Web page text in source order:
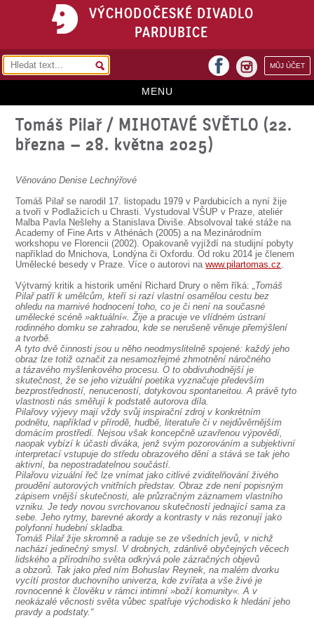
VÝCHODOČESKÉ DIVADLO
PARDUBICE
MŮJ ÚČET
facebook
MENU
HOME
PROGRAM
REPERTOÁR
VSTUPENKY
PŘEDPLATNÉ
KONTAKTY
O DIVADLE
SOUBOR
DÁLE NABÍZÍME
Tomáš Pilař / MIHOTAVÉ SVĚTLO (22.
března – 28. května 2025)
Věnováno Denise Lechnýřové
Tomáš Pilař se narodil 17. listopadu 1979 v Pardubicích a nyní žije
a tvoří v Podlažicích u Chrasti. Vystudoval VŠUP v Praze, ateliér
Malba Pavla Nešlehy a Stanislava Diviše. Absolvoval také stáže na
Academy of Fine Arts v Athénách (2005) a na Mezinárodním
workshopu ve Florencii (2002). Opakovaně vyjíždí na studijní pobyty
například do Mnichova, Londýna či Oxfordu. Od roku 2014 je členem
Umělecké besedy v Praze. Více o autorovi nawww.pilartomas.cz.
Výtvarný kritik a historik umění Richard Drury o něm říká:„Tomáš
Pilař patří k umělcům, kteří si razí vlastní osamělou cestu bez
ohledu na marnivé hodnocení toho, co je či není na současné
umělecké scéně »aktuální«. Žije a pracuje ve vlídném ústraní
rodinného domku se zahradou, kde se nerušeně věnuje přemýšlení
a tvorbě.
A tyto dvě činnosti jsou u něho neodmyslitelně spojené: každý jeho
obraz lze totiž označit za nesamozřejmé zhmotnění náročného
a tázavého myšlenkového procesu. O to obdivuhodnější je
skutečnost, že se jeho vizuální poetika vyznačuje především
bezprostředností, nenuceností, dotykovou spontaneitou. A právě tyto
vlastnosti nás směřují k podstatě autorova díla.
Pilařovy výjevy mají vždy svůj inspirační zdroj v konkrétním
podnětu, například v přírodě, hudbě, literatuře či v nejdůvěrnějším
domácím prostředí. Nejsou však koncepčně uzavřenou výpovědí,
naopak vybízí k účasti diváka, jenž svým pozorováním a subjektivní
interpretací vstupuje do středu obrazového dění a stává se tak jeho
aktivní, ba nepostradatelnou součástí.
Pilařovu vizuální řeč lze vnímat jako citlivé zviditelňování živého
proudění autorových vnitřních představ. Obraz zde není popisným
zápisem vnější skutečnosti, ale průzračným záznamem vlastního
vzniku. Je tedy novou svrchovanou skutečností jednající sama za
sebe. Jeho rytmy, barevné akordy a kontrasty v nás rezonují jako
polyfonní hudební skladba.
Tomáš Pilař žije skromně a raduje se ze všedních jevů, v nichž
nachází jedinečný smysl. V drobných, zdánlivě obyčejných věcech
lidského a přírodního světa odkrývá pole zázračných objevů
a obzorů. Tak jako před ním Bohuslav Reynek, na malém dvorku
vycítí prostor duchovního univerza, kde zvířata a vše živé je
rovnocenné k člověku v rámci intimní »boží komunity«. A v
neokázalé věcnosti světa vůbec spatřuje východisko k hledání jeho
pravdy a podstaty.“